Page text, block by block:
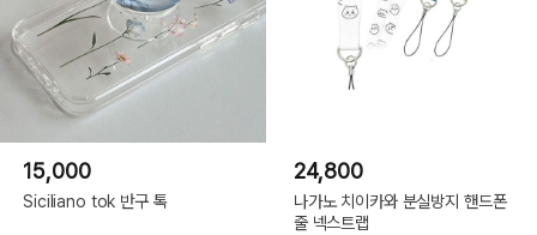
15,000
Siciliano tok 반구 톡
24,800
나가노 치이카와 분실방지 핸드폰
줄 넥스트랩